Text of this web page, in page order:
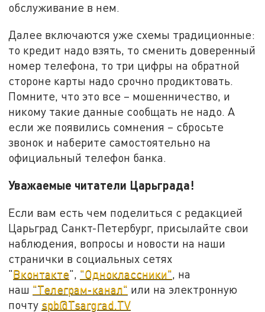
обслуживание в нем.
Далее включаются уже схемы традиционные:
то кредит надо взять, то сменить доверенный
номер телефона, то три цифры на обратной
стороне карты надо срочно продиктовать.
Помните, что это все – мошенничество, и
никому такие данные сообщать не надо. А
если же появились сомнения – сбросьте
звонок и наберите самостоятельно на
официальный телефон банка.
Уважаемые читатели Царьграда!
Если вам есть чем поделиться с редакцией
Царьград Санкт-Петербург, присылайте свои
наблюдения, вопросы и новости на наши
странички в социальных сетях
"Вконтакте", "Одноклассники" , на
наш "Телеграм-канал" или на электронную
почту spb@Tsargrad.TV